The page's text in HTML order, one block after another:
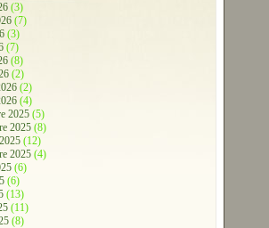
(3)
(7)
(3)
(7)
(8)
(2)
(2)
(4)
2025 (5)
2025 (8)
(12)
2025 (4)
(6)
(6)
(13)
(11)
(8)